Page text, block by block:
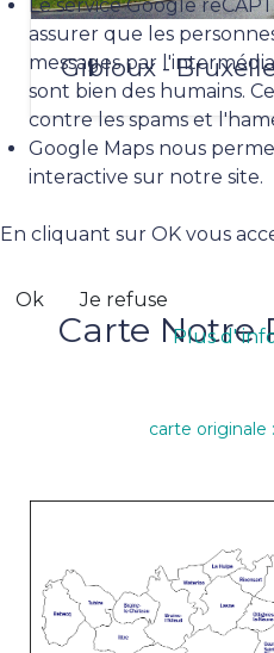
Gibloux -
Carte Notre
carte originale
Le service Google
assurer que les
messages par
sont bien des humains.
contre les spams et
Google Maps nous
interactive sur notre site.
En cliquant sur OK vous
Ok
Je refuse
Plus d'